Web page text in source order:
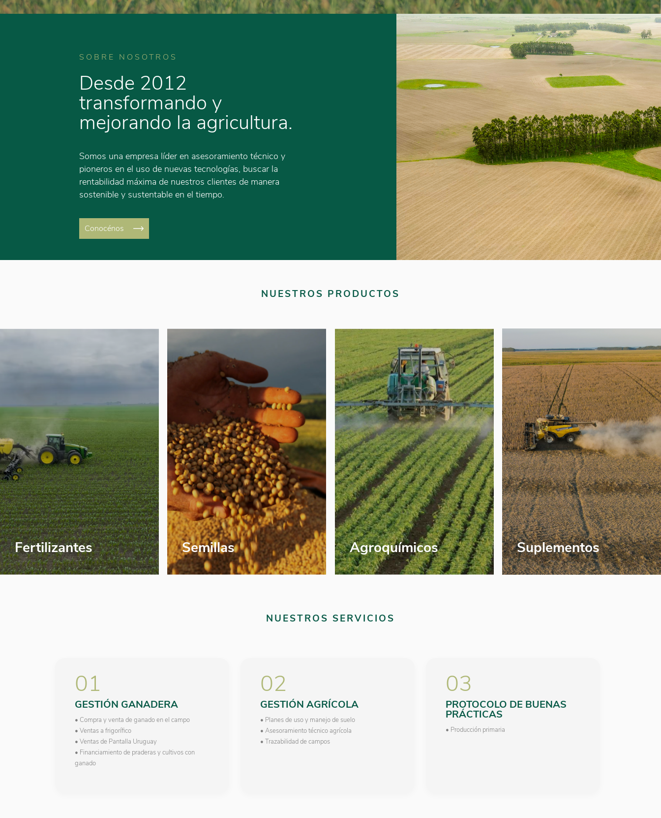
SOBRE NOSOTROS
Desde 2012
transformando y
mejorando la agricultura.
Somos una empresa líder en asesoramiento técnico y
pioneros en el uso de nuevas tecnologías, buscar la
rentabilidad máxima de nuestros clientes de manera
sostenible y sustentable en el tiempo.
Conocénos
NUESTROS PRODUCTOS
Fertilizantes Semillas Agroquímicos Suplementos
NUESTROS SERVICIOS
01
GESTIÓN GANADERA
• Compra y venta de ganado en el campo
• Ventas a frigorífico
• Ventas de Pantalla Uruguay
• Financiamiento de praderas y cultivos con
ganado
02
GESTIÓN AGRÍCOLA
• Planes de uso y manejo de suelo
• Asesoramiento técnico agrícola
• Trazabilidad de campos
03
PROTOCOLO DE BUENAS
PRÁCTICAS
• Producción primaria